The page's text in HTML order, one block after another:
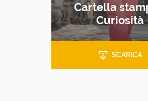
Cartella
Curiosità
SCARICA